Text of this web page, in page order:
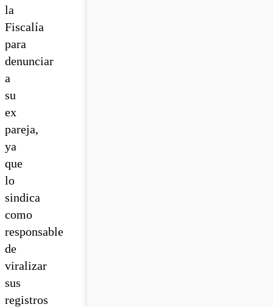
la
Fiscalía
para
denunciar
a
su
ex
pareja,
ya
que
lo
sindica
como
responsable
de
viralizar
sus
registros